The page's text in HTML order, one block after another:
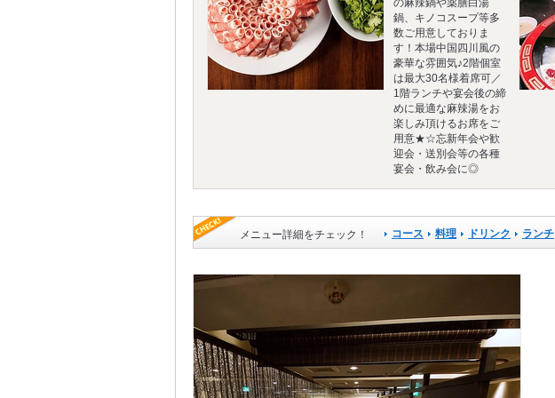
鍋、キノコスープ等多
数ご用意しておりま
す！本場中国四川風の
豪華な雰囲気♪2階個室
は最大30名様着席可／
1階ランチや宴会後の締
めに最適な麻辣湯をお
楽しみ頂けるお席をご
用意★☆忘新年会や歓
迎会・送別会等の各種
宴会・飲み会に◎
メニュー詳細をチェック！ コース 料理 ドリンク ランチ